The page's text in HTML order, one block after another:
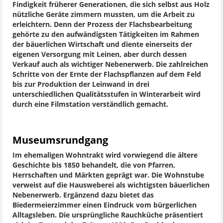
Findigkeit früherer Generationen, die sich selbst aus Holz
nützliche Geräte zimmern mussten, um die Arbeit zu
erleichtern. Denn der Prozess der Flachsbearbeitung
gehörte zu den aufwändigsten Tätigkeiten im Rahmen
der bäuerlichen Wirtschaft und diente einerseits der
eigenen Versorgung mit Leinen, aber durch dessen
Verkauf auch als wichtiger Nebenerwerb. Die zahlreichen
Schritte von der Ernte der Flachspflanzen auf dem Feld
bis zur Produktion der Leinwand in drei
unterschiedlichen Qualitätsstufen in Winterarbeit wird
durch eine Filmstation verständlich gemacht.
Museumsrundgang
Im ehemaligen Wohntrakt wird vorwiegend die ältere
Geschichte bis 1850 behandelt, die von Pfarren,
Herrschaften und Märkten geprägt war. Die Wohnstube
verweist auf die Hausweberei als wichtigsten bäuerlichen
Nebenerwerb. Ergänzend dazu bietet das
Biedermeierzimmer einen Eindruck vom bürgerlichen
Alltagsleben. Die ursprüngliche Rauchküche präsentiert